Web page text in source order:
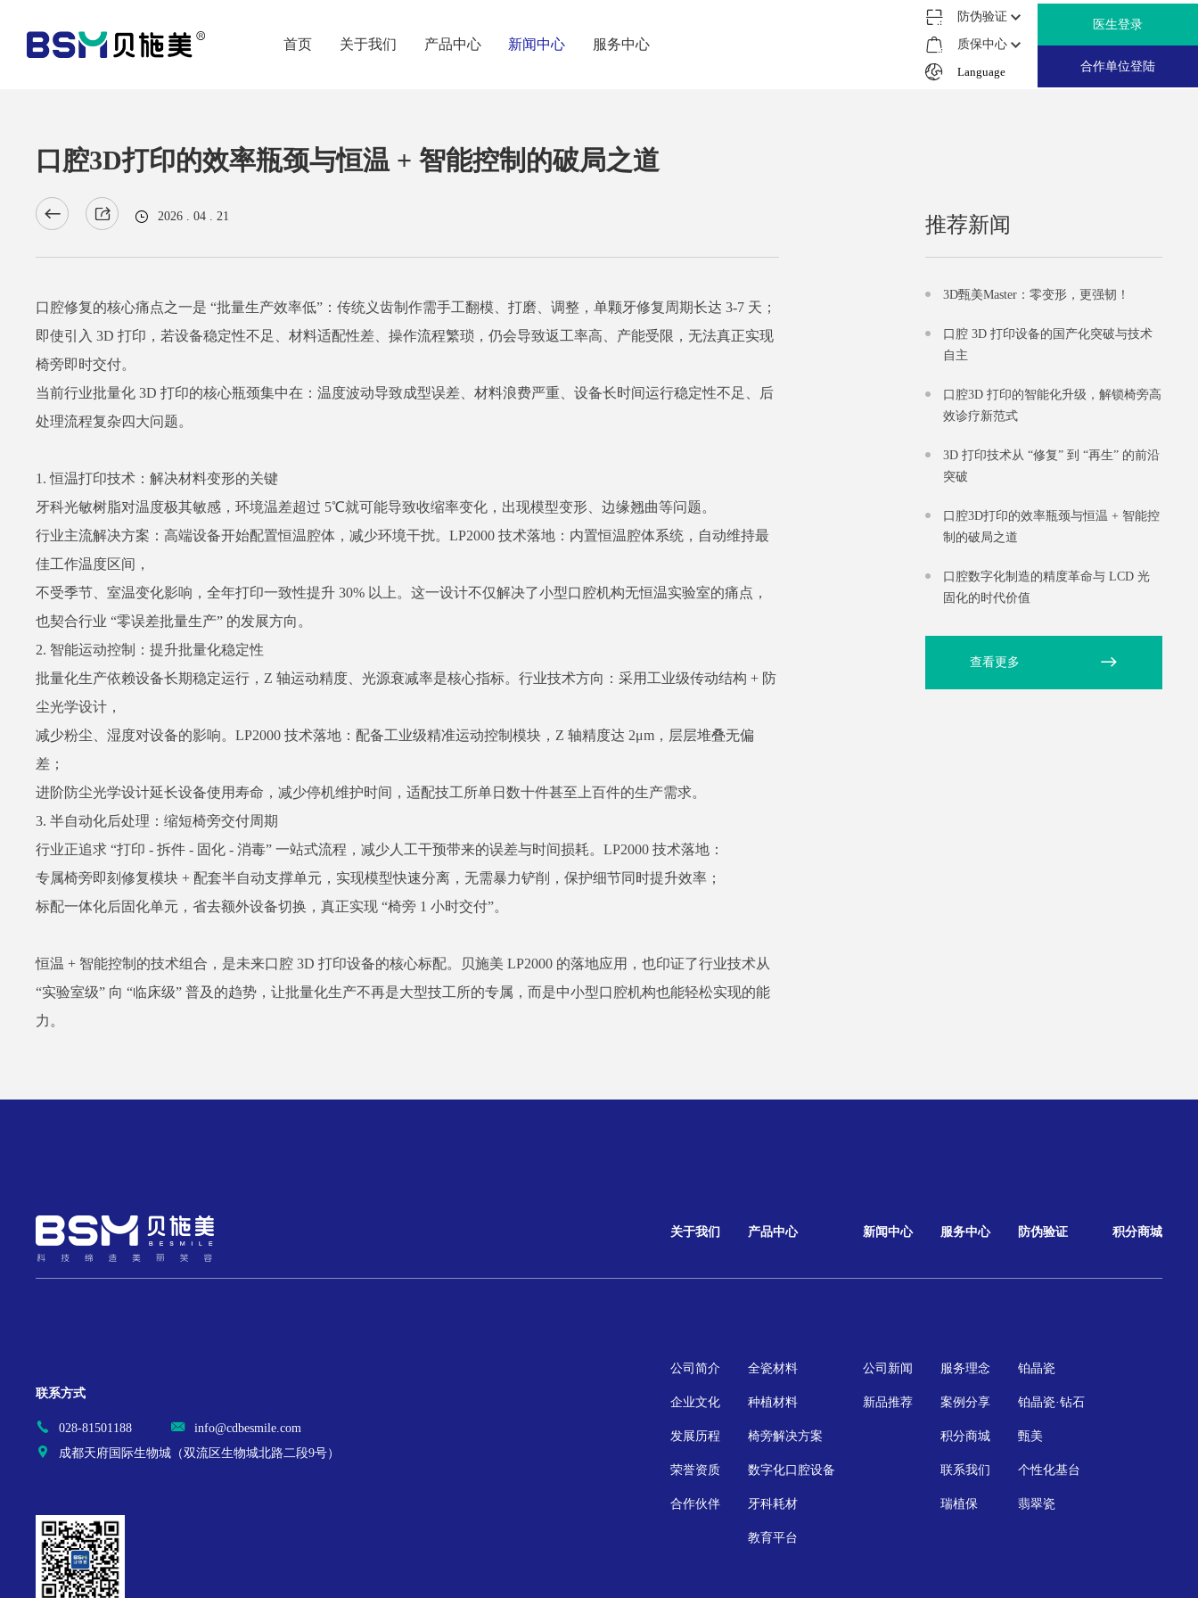
首页 关于我们 产品中心 新闻中心 服务中心
防伪验证
质保中心
医生登录
合作单位登陆
口腔3D打印的效率瓶颈与恒温 + 智能控制的破局之道
2026 . 04 . 21
口腔修复的核心痛点之一是 “批量生产效率低”：传统义齿制作需手工翻模、打磨、调整，单颗牙修复周期长达 3-7 天；
即使引入 3D 打印，若设备稳定性不足、材料适配性差、操作流程繁琐，仍会导致返工率高、产能受限，无法真正实现
椅旁即时交付。
当前行业批量化 3D 打印的核心瓶颈集中在：温度波动导致成型误差、材料浪费严重、设备长时间运行稳定性不足、后
处理流程复杂四大问题。
1. 恒温打印技术：解决材料变形的关键
牙科光敏树脂对温度极其敏感，环境温差超过 5℃就可能导致收缩率变化，出现模型变形、边缘翘曲等问题。
行业主流解决方案：高端设备开始配置恒温腔体，减少环境干扰。LP2000 技术落地：内置恒温腔体系统，自动维持最
佳工作温度区间，
不受季节、室温变化影响，全年打印一致性提升 30% 以上。这一设计不仅解决了小型口腔机构无恒温实验室的痛点，
也契合行业 “零误差批量生产” 的发展方向。
2. 智能运动控制：提升批量化稳定性
批量化生产依赖设备长期稳定运行，Z 轴运动精度、光源衰减率是核心指标。行业技术方向：采用工业级传动结构 + 防
尘光学设计，
减少粉尘、湿度对设备的影响。LP2000 技术落地：配备工业级精准运动控制模块，Z 轴精度达 2μm，层层堆叠无偏
差；
进阶防尘光学设计延长设备使用寿命，减少停机维护时间，适配技工所单日数十件甚至上百件的生产需求。
3. 半自动化后处理：缩短椅旁交付周期
行业正追求 “打印 - 拆件 - 固化 - 消毒” 一站式流程，减少人工干预带来的误差与时间损耗。LP2000 技术落地：
专属椅旁即刻修复模块 + 配套半自动支撑单元，实现模型快速分离，无需暴力铲削，保护细节同时提升效率；
标配一体化后固化单元，省去额外设备切换，真正实现 “椅旁 1 小时交付”。
恒温 + 智能控制的技术组合，是未来口腔 3D 打印设备的核心标配。贝施美 LP2000 的落地应用，也印证了行业技术从
“实验室级” 向 “临床级” 普及的趋势，让批量化生产不再是大型技工所的专属，而是中小型口腔机构也能轻松实现的能
力。
推荐新闻
3D甄美Master：零变形，更强韧！
口腔 3D 打印设备的国产化突破与技术
自主
口腔3D 打印的智能化升级，解锁椅旁高
效诊疗新范式
3D 打印技术从 “修复” 到 “再生” 的前沿
突破
口腔3D打印的效率瓶颈与恒温 + 智能控
制的破局之道
口腔数字化制造的精度革命与 LCD 光
固化的时代价值
查看更多
联系方式
028-81501188
info@cdbesmile.com
成都天府国际生物城（双流区生物城北路二段9号）
关于我们
公司简介
企业文化
发展历程
荣誉资质
合作伙伴
产品中心
全瓷材料
种植材料
椅旁解决方案
数字化口腔设备
牙科耗材
教育平台
新闻中心
公司新闻
新品推荐
服务中心
服务理念
案例分享
积分商城
联系我们
瑞植保
防伪验证
铂晶瓷
铂晶瓷·钻石
甄美
个性化基台
翡翠瓷
积分商城